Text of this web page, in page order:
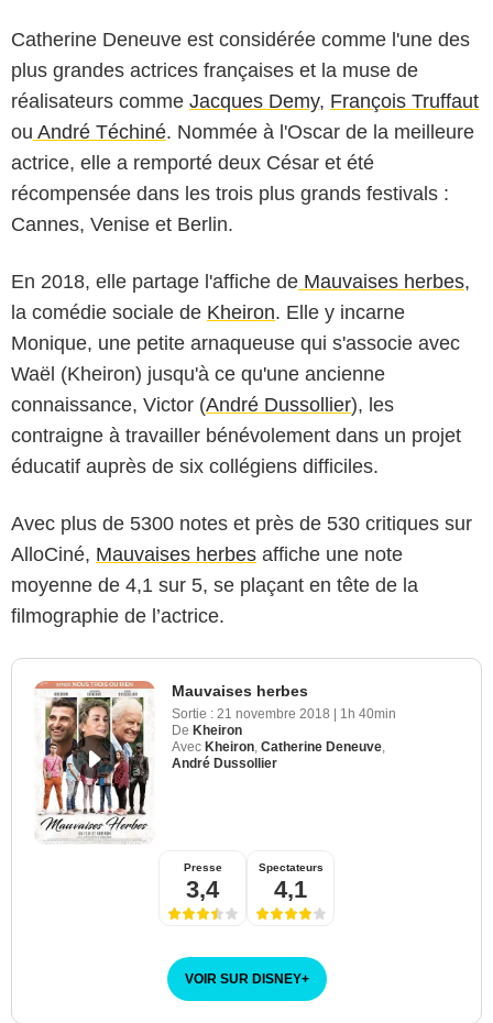
Catherine Deneuve est considérée comme l'une des
plus grandes actrices françaises et la muse de
réalisateurs comme Jacques Demy, François Truffaut
ou André Téchiné. Nommée à l'Oscar de la meilleure
actrice, elle a remporté deux César et été
récompensée dans les trois plus grands festivals :
Cannes, Venise et Berlin.
En 2018, elle partage l'affiche de Mauvaises herbes,
la comédie sociale de Kheiron. Elle y incarne
Monique, une petite arnaqueuse qui s'associe avec
Waël (Kheiron) jusqu'à ce qu'une ancienne
connaissance, Victor (André Dussollier), les
contraigne à travailler bénévolement dans un projet
éducatif auprès de six collégiens difficiles.
Avec plus de 5300 notes et près de 530 critiques sur
AlloCiné, Mauvaises herbes affiche une note
moyenne de 4,1 sur 5, se plaçant en tête de la
filmographie de l’actrice.
Mauvaises herbes
Sortie : 21 novembre 2018 | 1h 40min
De Kheiron
Avec Kheiron Catherine Deneuve
André Dussollier
Presse
3,4
Spectateurs
4,1
VOIR SUR DISNEY+